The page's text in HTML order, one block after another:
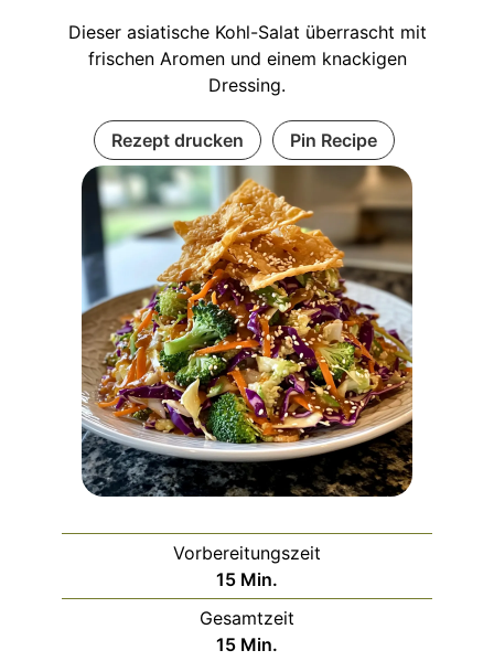
Dieser asiatische Kohl-Salat überrascht mit
frischen Aromen und einem knackigen
Dressing.
Rezept drucken Pin Recipe
Vorbereitungszeit
15Minuten
Min.
Gesamtzeit
15Minuten
Min.